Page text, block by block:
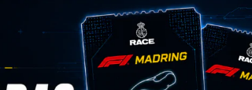
llanta y un